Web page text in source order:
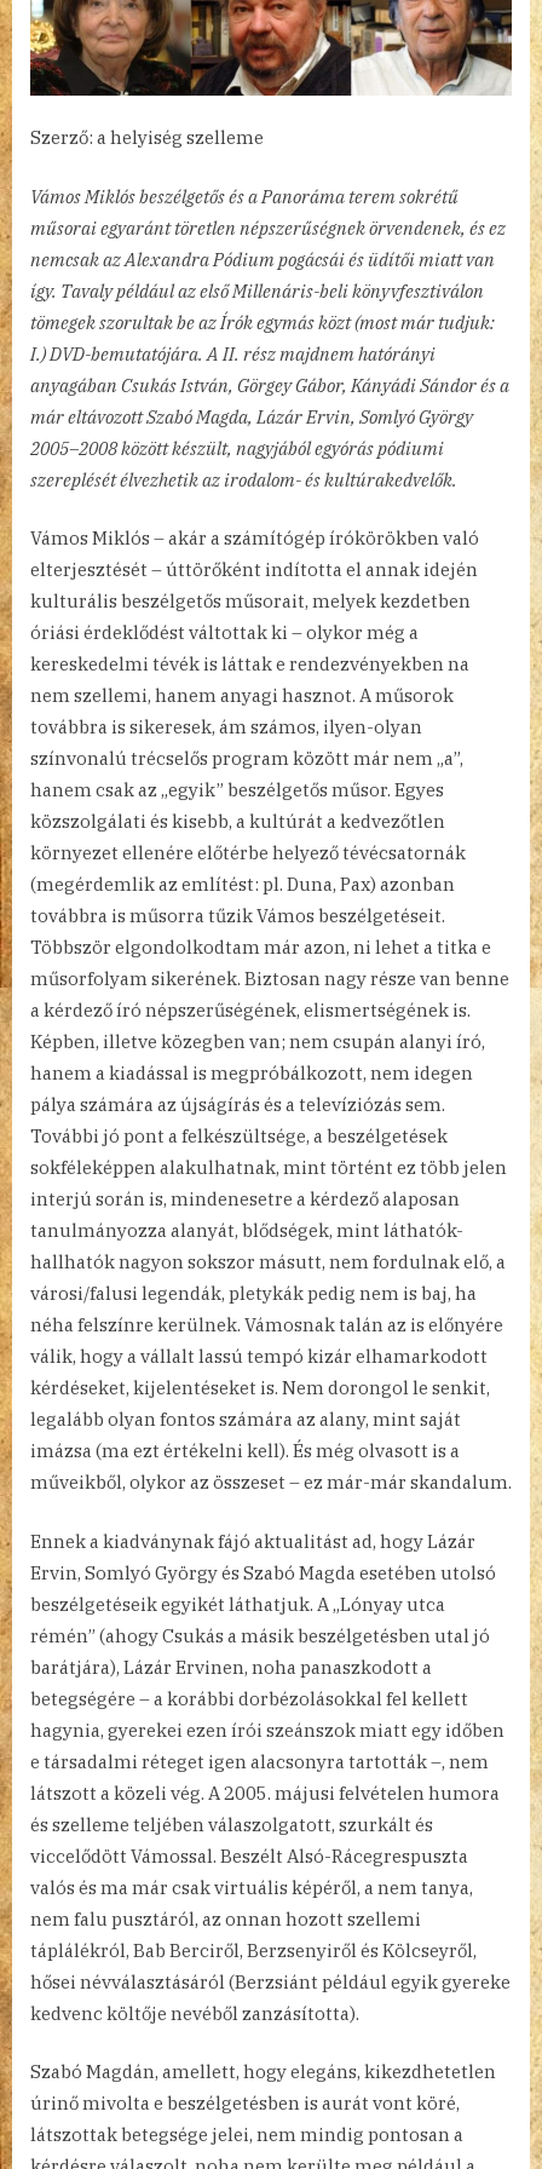
Szerző: a helyiség szelleme
Vámos Miklós beszélgetős és a Panoráma terem sokrétű
műsorai egyaránt töretlen népszerűségnek örvendenek, és ez
nemcsak az Alexandra Pódium pogácsái és üdítői miatt van
így. Tavaly például az első Millenáris-beli könyvfesztiválon
tömegek szorultak be az Írók egymás közt (most már tudjuk:
I.) DVD-bemutatójára. A II. rész majdnem hatórányi
anyagában Csukás István, Görgey Gábor, Kányádi Sándor és a
már eltávozott Szabó Magda, Lázár Ervin, Somlyó György
2005–2008 között készült, nagyjából egyórás pódiumi
szereplését élvezhetik az irodalom- és kultúrakedvelők.
Vámos Miklós – akár a számítógép írókörökben való
elterjesztését – úttörőként indította el annak idején
kulturális beszélgetős műsorait, melyek kezdetben
óriási érdeklődést váltottak ki – olykor még a
kereskedelmi tévék is láttak e rendezvényekben na
nem szellemi, hanem anyagi hasznot. A műsorok
továbbra is sikeresek, ám számos, ilyen-olyan
színvonalú trécselős program között már nem „a”,
hanem csak az „egyik” beszélgetős műsor. Egyes
közszolgálati és kisebb, a kultúrát a kedvezőtlen
környezet ellenére előtérbe helyező tévécsatornák
(megérdemlik az említést: pl. Duna, Pax) azonban
továbbra is műsorra tűzik Vámos beszélgetéseit.
Többször elgondolkodtam már azon, ni lehet a titka e
műsorfolyam sikerének. Biztosan nagy része van benne
a kérdező író népszerűségének, elismertségének is.
Képben, illetve közegben van; nem csupán alanyi író,
hanem a kiadással is megpróbálkozott, nem idegen
pálya számára az újságírás és a televíziózás sem.
További jó pont a felkészültsége, a beszélgetések
sokféleképpen alakulhatnak, mint történt ez több jelen
interjú során is, mindenesetre a kérdező alaposan
tanulmányozza alanyát, blődségek, mint láthatók-
hallhatók nagyon sokszor másutt, nem fordulnak elő, a
városi/falusi legendák, pletykák pedig nem is baj, ha
néha felszínre kerülnek. Vámosnak talán az is előnyére
válik, hogy a vállalt lassú tempó kizár elhamarkodott
kérdéseket, kijelentéseket is. Nem dorongol le senkit,
legalább olyan fontos számára az alany, mint saját
imázsa (ma ezt értékelni kell). És még olvasott is a
műveikből, olykor az összeset – ez már-már skandalum.
Ennek a kiadványnak fájó aktualitást ad, hogy Lázár
Ervin, Somlyó György és Szabó Magda esetében utolsó
beszélgetéseik egyikét láthatjuk. A „Lónyay utca
rémén” (ahogy Csukás a másik beszélgetésben utal jó
barátjára), Lázár Ervinen, noha panaszkodott a
betegségére – a korábbi dorbézolásokkal fel kellett
hagynia, gyerekei ezen írói szeánszok miatt egy időben
e társadalmi réteget igen alacsonyra tartották –, nem
látszott a közeli vég. A 2005. májusi felvételen humora
és szelleme teljében válaszolgatott, szurkált és
viccelődött Vámossal. Beszélt Alsó-Rácegrespuszta
valós és ma már csak virtuális képéről, a nem tanya,
nem falu pusztáról, az onnan hozott szellemi
táplálékról, Bab Berciről, Berzsenyiről és Kölcseyről,
hősei névválasztásáról (Berzsiánt például egyik gyereke
kedvenc költője nevéből zanzásította).
Szabó Magdán, amellett, hogy elegáns, kikezdhetetlen
úrinő mivolta e beszélgetésben is aurát vont köré,
látszottak betegsége jelei, nem mindig pontosan a